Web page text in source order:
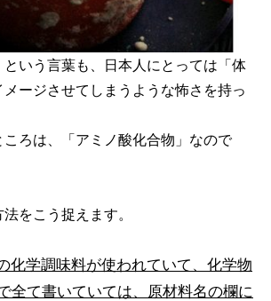
という言葉も、日本人にとっては「体
ージさせてしまうような怖さを持っ
ころは、「アミノ酸化合物」なので
をこう捉えます。
化学調味料が使われていて、化学物
全て書いていては、原材料名の欄に